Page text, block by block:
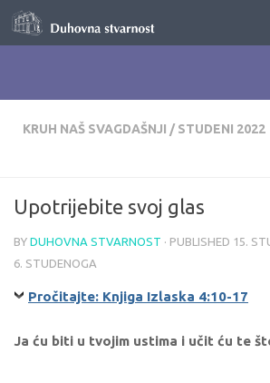
Skip to content
KRUH NAŠ SVAGDAŠNJI / STUDENI 2022
Upotrijebite svoj glas
BY DUHOVNA STVARNOST · PUBLISHED 15.
6. STUDENOGA
Pročitajte: Knjiga Izlaska 4:10-17
Ja ću biti u tvojim ustima i učit ću te